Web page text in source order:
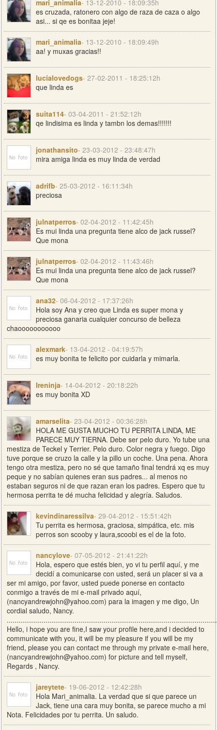
mari_animalia- 13-12-2010 - 18:09:35h
es cruzada, ratonero con algo de raza de caza o algo
asi... si qe es bonitaa jeje!
mari_animalia- 13-12-2010 - 18:09:49h
aa! y muxas gracias!!
lucialovedogs- 27-02-2011 - 18:25:12h
que linda es
suita114- 03-04-2011 - 21:52:12h
qe lindisima es linda y tambn los demas!!!!!!!
jonathansito- 23-03-2012 - 23:48:47h
mira amiga linda es muy linda de verdad
adrifb- 25-03-2012 - 16:11:34h
preciosa
julnatperros- 02-04-2012 - 11:42:45h
Es mui linda una pregunta tiene alco de jack russel?
Que mona
julnatperros- 02-04-2012 - 11:43:46h
Es mui linda una pregunta tiene alco de jack russel?
Que mona
ana32- 06-04-2012 - 17:37:26h
Hola soy Ana y creo que Linda es super mona y
preciosa ganaria cualquier concurso de belleza
chaooooooooooo
alexmark- 13-04-2012 - 04:19:57h
es muy bonita te felicito por cuidarla y mimarla.
Ireninja- 14-04-2012 - 20:18:22h
es muy bonita XD
amarselita- 23-04-2012 - 00:36:28h
HOLA ME GUSTA MUCHO TU PERRITA LINDA, ME
PARECE MUY TIERNA. Debe ser pelo duro. Yo tube una
mestiza de Teckel y Terrier. Pelo duro. Color negra y fuego. Digo
tuve porque se cruzo la calle y la pillo un coche. Una pena. Ahora
tengo otra mestiza, pero no sé que tamaño final tendrá xq es muy
peque y no sabían quienes eran sus padres... al menos no
estaban seguros ni de que razan eran los padres. Espero que tu
hermosa perrita te dé mucha felicidad y alegría. Saludos.
kevindinaressilva- 29-04-2012 - 15:51:42h
Tu perrita es hermosa, graciosa, simpática, etc. mis
perros son scooby y laura,scoobi es el de la foto.
nancylove- 07-05-2012 - 21:41:22h
Hola, espero que estés bien, yo vi tu perfil aquí, y me
decidí a comunicarse con usted, será un placer si va a
ser mi amigo, por favor, usted puede ponerse en contacto
conmigo a través de mi e-mail privado aquí,
(nancyandrewjohn@yahoo.com) para la imagen y me digo, Un
cordial saludo, Nancy.
Hello, i hope you are fine,I saw your profile here,and i decided to
communicate with you, it will be my pleasure if you will be my
friend, please you can contact me through my private e-mail here,
(nancyandrewjohn@yahoo.com) for picture and tell myself,
Regards , Nancy.
jareytete- 19-06-2012 - 12:42:28h
Hola Mari_animalia. La verdad que si que parece un
Jack, tiene una cara muy bonita, se parece mucho a mi
Nota. Felicidades por tu perrita. Un saludo.